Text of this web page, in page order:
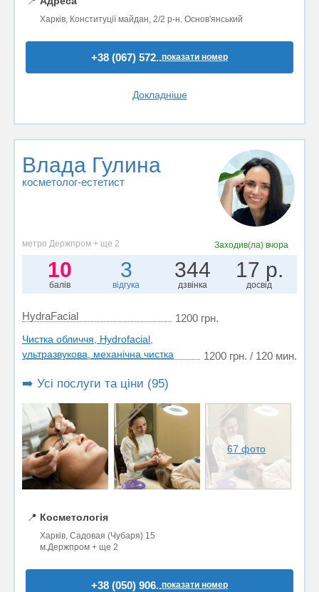
Харків, Конституції майдан, 2/2 р-н. Основ'янський
+38 (067) 572..показати номер
Докладніше
Влада Гулина
косметолог-естетист
метро Держпром + ще 2 Заходив(ла) вчора
10
балів
3
відгука
344
дзвінка
17 р.
досвід
HydraFacial 1200 грн.
Чистка обличчя, Hydrofacial,
ультразвукова, механічна чистка
1200 грн. / 120 мин.
➡️ Усі послуги та ціни (95)
67 фото
📍 Косметологія
Харків, Садовая (Чубаря) 15
м.Держпром + ще 2
+38 (050) 906..показати номер